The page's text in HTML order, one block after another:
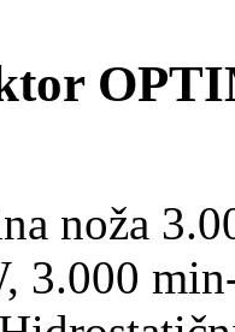
noža
3.000